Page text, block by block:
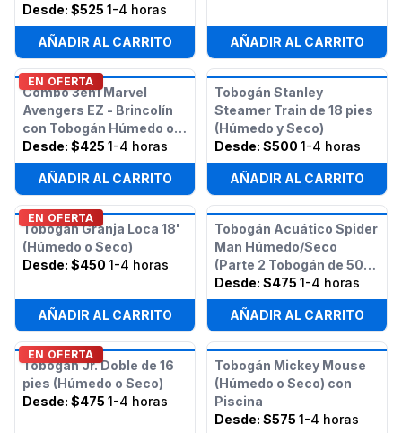
Desde: $525 1-4 horas
AÑADIR AL CARRITO AÑADIR AL CARRITO
EN OFERTA
Combo 3en1 Marvel
Avengers EZ - Brincolín
con Tobogán Húmedo o
Seco
Desde: $425 1-4 horas
AÑADIR AL CARRITO
Tobogán Stanley
Steamer Train de 18 pies
(Húmedo y Seco)
Desde: $500 1-4 horas
AÑADIR AL CARRITO
EN OFERTA
Tobogán Granja Loca 18'
(Húmedo o Seco)
Desde: $450 1-4 horas
AÑADIR AL CARRITO
Tobogán Acuático Spider
Man Húmedo/Seco
(Parte 2 Tobogán de 50ft
Spider Man con
Obstáculos)
Desde: $475 1-4 horas
AÑADIR AL CARRITO
EN OFERTA
Tobogán Jr. Doble de 16
pies (Húmedo o Seco)
Desde: $475 1-4 horas
Tobogán Mickey Mouse
(Húmedo o Seco) con
Piscina
Desde: $575 1-4 horas